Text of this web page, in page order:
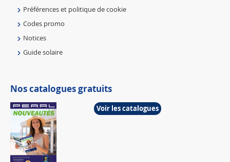
Préférences et politique de cookie
Codes promo
Notices
Guide solaire
Nos catalogues gratuits
Voir les catalogues